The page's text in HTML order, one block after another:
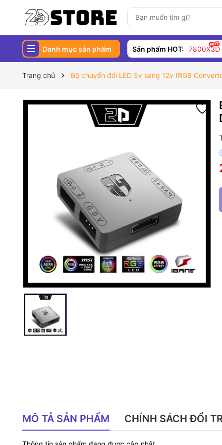
Danh mục sản phẩm Sản phẩm HOT: 7800X3D
Trang chủ Bộ chuyển đổi LED 5v sang 12v (RGB
MÔ TẢ SẢN PHẨM CHÍNH SÁCH ĐỔI